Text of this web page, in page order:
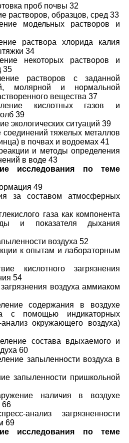
проб почвы 32
растворов, образцов, сред 33
модельных растворов и
раствора хлорида калия
34
некоторых растворов и
35
растворов с заданной
молярной и нормальной
вещества 37
кислотных газов и
39
экологических ситуаций 39
тяжелых металлов
в почвах и водоемах 41
и методы определения
в воде 43
исследования по теме
49
за составом атмосферных
газа как компонента
и показателя дыхания
воздуха 52
к опытам и лабораторным
кислотного загрязнения
54
воздуха аммиаком
содержания в воздухе
с помощью индикаторных
анализ окружающего воздуха)
состава вдыхаемого и
60
запыленности воздуха в
запыленности пришкольной
наличия в воздухе
66
анализ загрязненности
69
исследования по теме